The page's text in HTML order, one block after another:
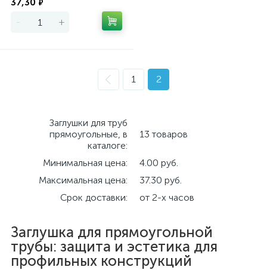
₽
- +
1 2
Заглушки для труб
прямоугольные, в
каталоге:
13 товаров
Минимальная цена:
4.00 руб.
Максимальная цена:
37.30 руб.
Срок доставки:
от 2-х часов
Заглушка для прямоугольной
трубы: защита и эстетика для
профильных конструкций